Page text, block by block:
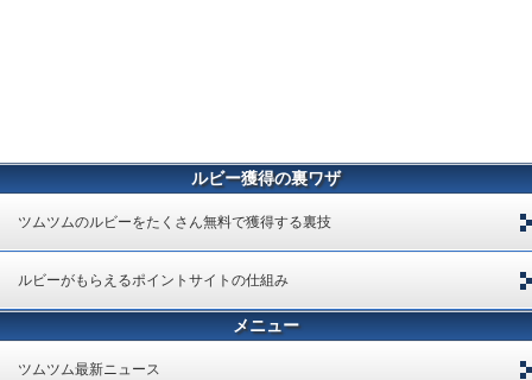
ルビー獲得の裏ワザ
ツムツムのルビーをたくさん無料で獲得する裏技
ルビーがもらえるポイントサイトの仕組み
メニュー
ツムツム最新ニュース